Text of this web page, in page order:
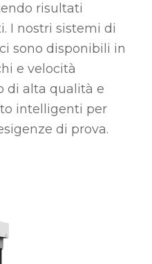
risultati
I nostri sistemi di
sono disponibili in
e velocità
di alta qualità e
intelligenti per
di prova.